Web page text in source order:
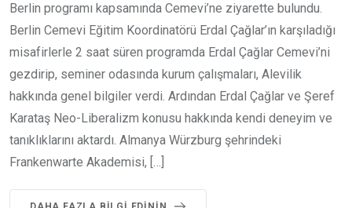
Berlin programı kapsamında Cemevi’ne ziyarette bulundu.
Berlin Cemevi Eğitim Koordinatörü Erdal Çağlar’ın karşıladığı
misafirlerle 2 saat süren programda Erdal Çağlar Cemevi’ni
gezdirip, seminer odasında kurum çalışmaları, Alevilik
hakkında genel bilgiler verdi. Ardından Erdal Çağlar ve Şeref
Karataş Neo-Liberalizm konusu hakkında kendi deneyim ve
tanıklıklarını aktardı. Almanya Würzburg şehrindeki
Frankenwarte Akademisi, […]